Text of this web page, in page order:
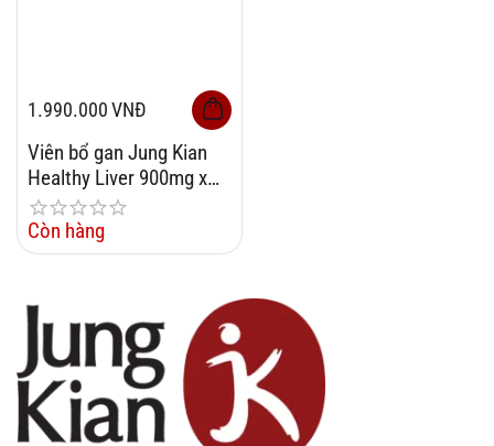
1.990.000VNĐ
Viên bổ gan Jung Kian
Healthy Liver 900mg x
120 vên
Còn hàng